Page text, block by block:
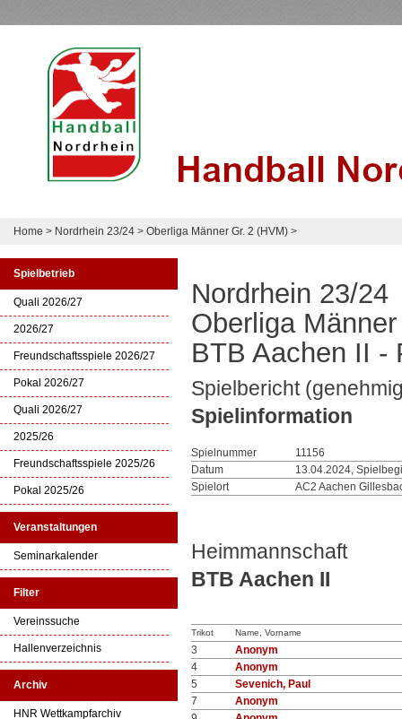
Home > Nordrhein 23/24 > Oberliga Männer Gr. 2 (HVM) >
Spielbetrieb
Quali 2026/27
2026/27
Freundschaftsspiele 2026/27
Pokal 2026/27
Quali 2026/27
2025/26
Freundschaftsspiele 2025/26
Pokal 2025/26
Veranstaltungen
Seminarkalender
Filter
Vereinssuche
Hallenverzeichnis
Archiv
HNR Wettkampfarchiv
Nordrhein 23/24
Oberliga
BTB Aachen II -
Spielbericht
Spielinformation
Spielnummer
11156
Datum
13.04.2024,
Spielort
AC2 Aachen
Heimmannschaft
BTB Aachen II
Trikot Name, Vorname
3
Anonym
4
Anonym
5
Sevenich, Paul
7
Anonym